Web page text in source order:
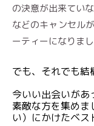
の決意が出来てい
などのキャンセル
ーティーになりまし
でも、それでも結
今いい出会いがあ
素敵な方を集めま
い）にかけたベス